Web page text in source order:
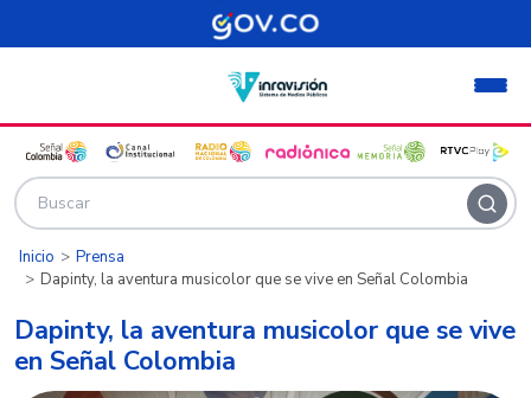
Pasar al contenido principal
Inicio
Prensa
Dapinty, la aventura musicolor que se vive en Señal Colombia
Dapinty, la aventura musicolor que se vive
en Señal Colombia